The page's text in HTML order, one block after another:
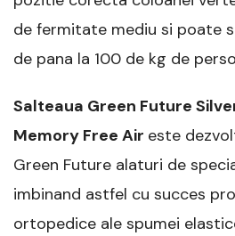
de fermitate mediu si poate
de pana la 100 de kg de
Salteaua Green Future
Memory Free Air este
Green Future alaturi de
imbinand astfel cu succes
ortopedice ale spumei